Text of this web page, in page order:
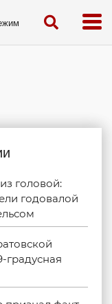
головой:
годовалой
градусная